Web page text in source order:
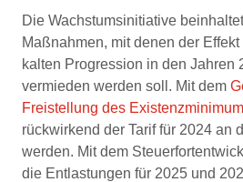
Die Wachstumsinitiative
Maßnahmen, mit denen der
kalten Progression in den Jahren
vermieden werden soll. Mit dem
Freistellung des
rückwirkend der Tarif für 2024 an
werden. Mit dem
die Entlastungen für 2025 und